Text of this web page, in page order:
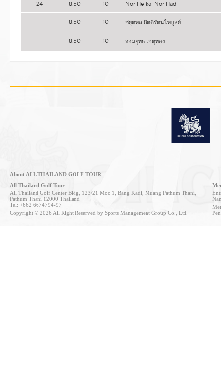
24 8:50 10 Nor Heikal Nor Hadi
8:50 10 ชยุตพล กิตติรัตนไพบูลย์
8:50 10 จอมยุทธ เกตุทอง
About ALL THAILAND GOLF TOUR
All Thailand Golf Tour
All Thailand Golf Center Bldg, 123/21 Moo 1, Bang Kadi, Muang Pathum Thani,
Pathum Thani 12000 Thailand
Tel: +662 6674794-97
Copyright © 2026 All Right Reserved by Sports Management Group Co., Ltd.